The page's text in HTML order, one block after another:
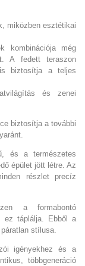
miközben esztétikai
kombinációja még
A fedett teraszon
biztosítja a teljes
és zenei
biztosítja a további
és a természetes
épület jött létre. Az
részlet precíz
a formabontó
ez táplálja. Ebből a
stílusa.
igényekhez és a
többgeneráció